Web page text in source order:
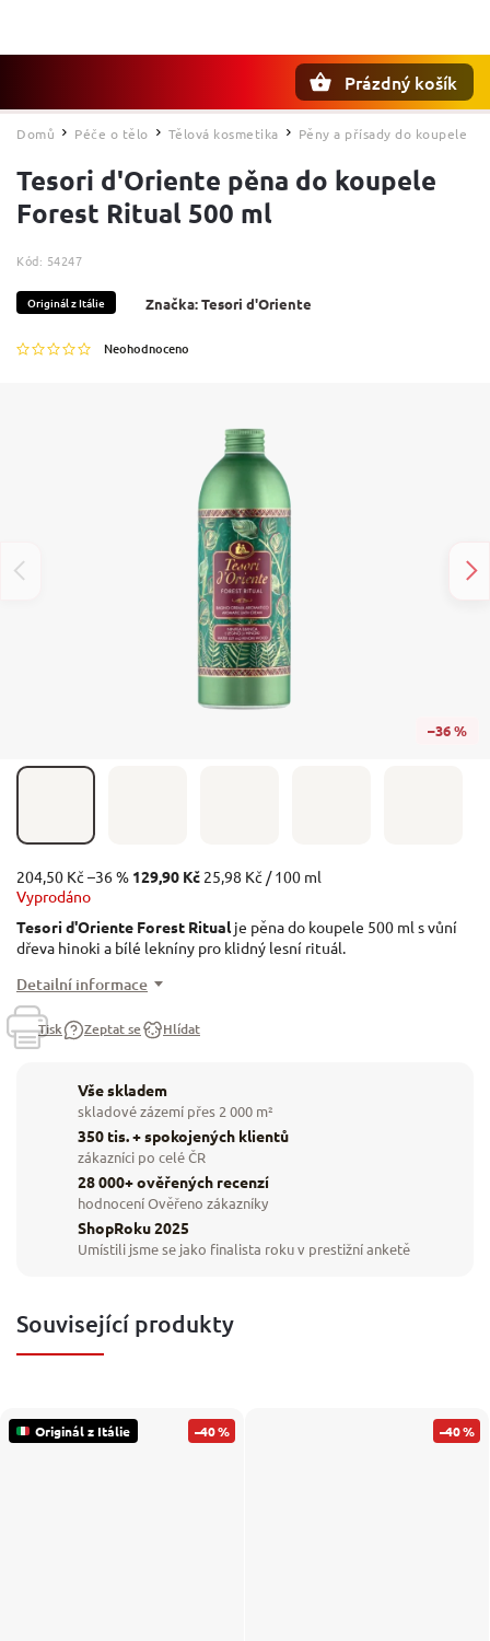
Prázdný košík
Domů / Péče o tělo / Tělová kosmetika / Pěny a přísady do koupele
Tesori d'Oriente pěna do koupele
Forest Ritual 500 ml
Kód: 54247
Originál z Itálie
Neohodnoceno
Značka:Tesori d'Oriente
–36 %
204,50 Kč –36 % 129,90 Kč 25,98 Kč / 100 ml
Vyprodáno
Tesori d'Oriente Forest Ritualje pěna do koupele 500 ml s vůní
dřeva hinoki a bílé lekníny pro klidný lesní rituál.
Detailní informace
Tisk Zeptat se Hlídat
Vše skladem
skladové zázemí přes 2 000 m²
350 tis. + spokojených klientů
zákazníci po celé ČR
28 000+ ověřených recenzí
hodnocení Ověřeno zákazníky
ShopRoku 2025
Umístili jsme se jako finalista roku v prestižní anketě
Související produkty
Originál z Itálie –40 % –40 %